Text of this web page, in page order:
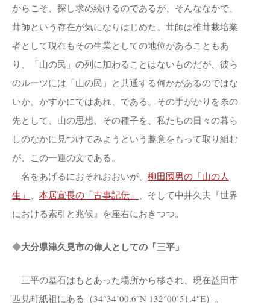
からこそ、探し求め続けるのであるが、そんななかで、
茸師という存在が気になりはじめた。茸師は椎茸栽培業
者として現在もその生業としての地位があることもあ
り、「山の民」の列に加わることはないものだが、彼ら
のルーツには「山の民」と共通する何かがあるのではな
いか。かすかにではあれ、である。その手がかりを糸の
先として、山の思想、その種子を、私たちの日々の暮ら
しのなかに見つけてみようという趣意をもって取り組む
が、この一連の文である。
名をあげるにおそれおおいが、 柳田國男の「山の人
生」
本居宣長の「古事記伝」
、そして中井久夫『世界
における索引と兆候』を座右におきつつ。
◆大分県津久見市の偉人としての「三平」
三平の墓石はもとあった場所から移され、現在益田市
匹見町紙祖にある（34°34’00.6″N 132°00’51.4″E）。